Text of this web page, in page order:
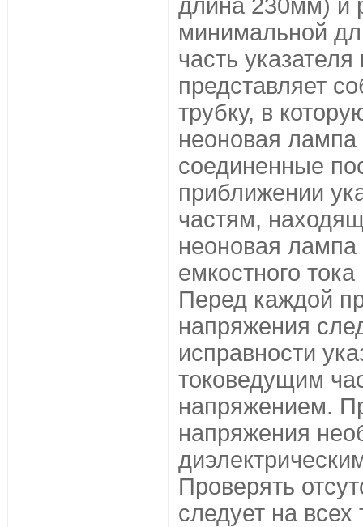
длина 230мм) и
минимальной
часть
представляет
трубку, в
неоновая лампа
соединенные
приближении
частям,
неоновая лампа
емкостного
Перед каждой
напряжения
исправности
токоведущим
напряжением.
напряжения
Проверять
следует на